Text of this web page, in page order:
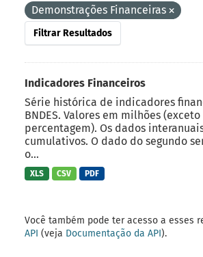
Demonstrações Financeiras
Filtrar Resultados
Indicadores Financeiros
Série histórica de indicadores
BNDES. Valores em milhões
percentagem). Os dados
cumulativos. O dado do segundo
o...
XLS CSV PDF
Você também pode ter acesso a esses
API (veja Documentação da API).